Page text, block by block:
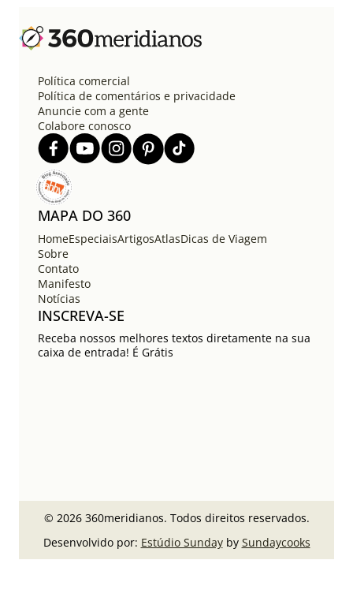
Política comercial
Política de comentários e privacidade
Anuncie com a gente
Colabore conosco
MAPA DO 360
HomeEspeciaisArtigosAtlasDicas de Viagem
Sobre
Contato
Manifesto
Notícias
INSCREVA-SE
Receba nossos melhores textos diretamente na sua
caixa de entrada! É Grátis
© 2026 360meridianos. Todos direitos reservados.
Desenvolvido por: Estúdio Sundayby Sundaycooks